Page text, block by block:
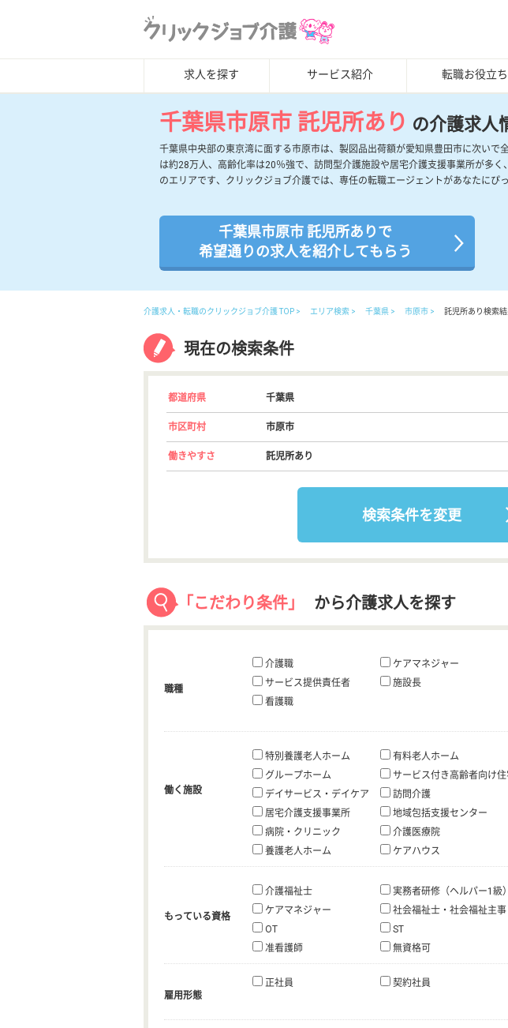
求人を探す サービス紹介 転職お役立
千葉県市原市 託児所あり の介護求人
千葉県中央部の東京湾に面する市原市は、製図品出荷額が愛知県豊田市に次いで
は約28万人、高齢化率は20％強で、訪問型介護施設や居宅介護支援事業所が多
のエリアです、クリックジョブ介護では、専任の転職エージェントがあなたにぴ
千葉県市原市 託児所ありで
希望通りの求人を紹介してもらう
介護求人・転職のクリックジョブ介護 TOP エリア検索 千葉県 市原市 託児所あり検索
現在の検索条件
都道府県 千葉県
市区町村 市原市
働きやすさ 託児所あり
検索条件を変更
「こだわり条件」 から介護求人を探す
職種
介護職 ケアマネジャー
サービス提供責任者
施設長
看護職
働く施設
特別養護老人ホーム 有料老人ホーム
グループホーム
サービス付き高齢者向け
デイサービス・デイケア
訪問介護
居宅介護支援事業所
地域包括支援センター
病院・クリニック
介護医療院
養護老人ホーム
ケアハウス
もっている資格
介護福祉士 実務者研修（ヘルパー1級）
ケアマネジャー
社会福祉士・社会福祉主事
OT
ST
准看護師
無資格可
雇用形態
正社員 契約社員